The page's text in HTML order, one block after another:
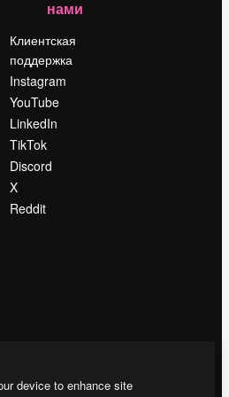
нами
Клиентская
поддержка
Instagram
YouTube
LinkedIn
TikTok
Discord
X
Reddit
device to enhance site